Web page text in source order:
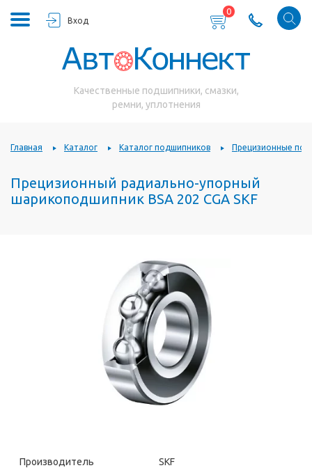
Вход
0
Качественные подшипники, смазки,
ремни, уплотнения
Главная Каталог Каталог подшипников Прецизионные
Прецизионный радиально-упорный
шарикоподшипник BSA 202 CGA SKF
Производитель
SKF